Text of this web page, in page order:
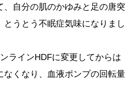
、自分の肌のかゆみと足の唐突
とうとう不眠症気味になりまし
ラインHDFに変更してからは
なくなり、血液ポンプの回転量